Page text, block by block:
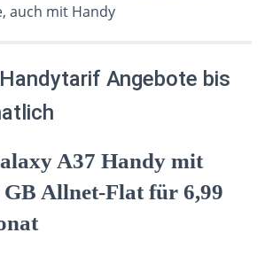
auch mit Handy
Angebote bis
A37 Handy mit
Allnet-Flat für 6,99